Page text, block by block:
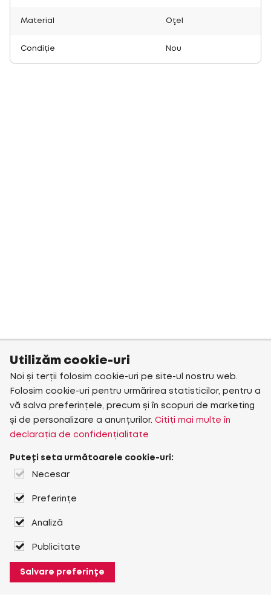
Material Oţel
Condiție Nou
Utilizăm cookie-uri
Noi și terții folosim cookie-uri pe site-ul nostru web.
Folosim cookie-uri pentru urmărirea statisticilor, pentru a
vă salva preferințele, precum și în scopuri de marketing
și de personalizare a anunțurilor. Citiți mai multe în
declarația de confidențialitate
Puteți seta următoarele cookie-uri:
Necesar
Preferințe
Analiză
Publicitate
Salvare preferințe